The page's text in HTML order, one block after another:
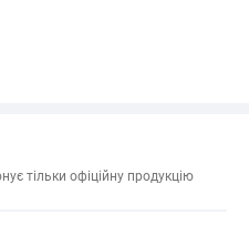
тільки офіційну продукцію